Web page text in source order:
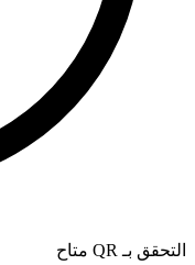
التحقق بـ QR متاح